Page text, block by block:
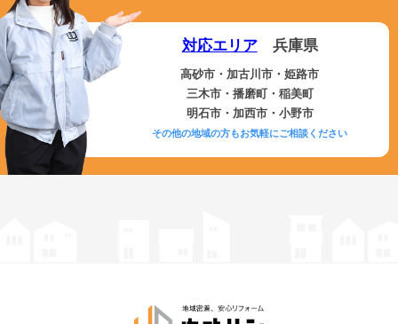
対応エリア兵庫県
高砂市・加古川市・姫路市
三木市・播磨町・稲美町
明石市・加西市・小野市
その他の地域の方もお気軽にご相談ください